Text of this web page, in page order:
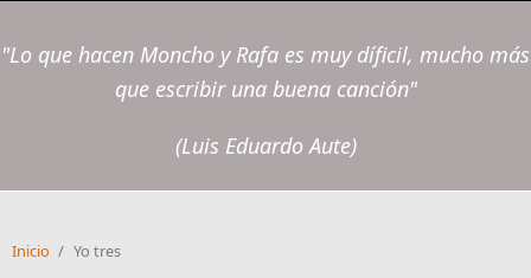
"Lo que hacen Moncho y Rafa es muy díficil, mucho más
que escribir una buena canción"
(Luis Eduardo Aute)
Inicio / Yo tres